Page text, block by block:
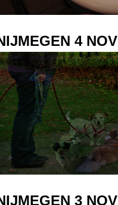
4
3